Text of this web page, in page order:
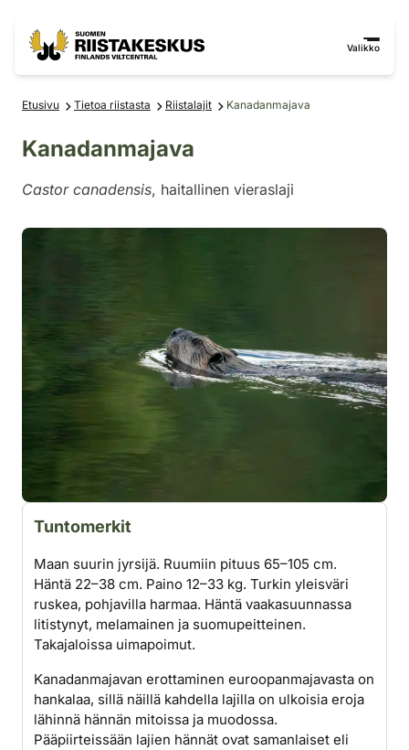
Valikko
Etusivu Tietoa riistasta Riistalajit Kanadanmajava
Kanadanmajava
Castor canadensis, haitallinen vieraslaji
Tuntomerkit
Maan suurin jyrsijä. Ruumiin pituus 65–105 cm.
Häntä 22–38 cm. Paino 12–33 kg. Turkin yleisväri
ruskea, pohjavilla harmaa. Häntä vaakasuunnassa
litistynyt, melamainen ja suomupeitteinen.
Takajaloissa uimapoimut.
Kanadanmajavan erottaminen euroopanmajavasta on
hankalaa, sillä näillä kahdella lajilla on ulkoisia eroja
lähinnä hännän mitoissa ja muodossa.
Pääpiirteissään lajien hännät ovat samanlaiset eli